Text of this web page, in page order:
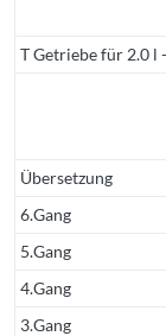
T Getriebe für 2.0 l
Übersetzung
6.Gang
5.Gang
4.Gang
3.Gang